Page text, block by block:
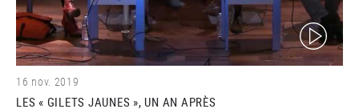
(video)
16 nov. 2019
LES « GILETS JAUNES », UN AN APRÈS